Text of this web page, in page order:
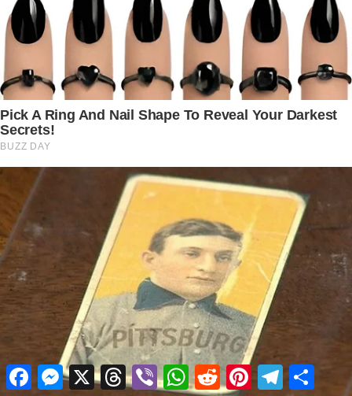
FacebookMessenger
X ThreadsViber WhatsApp
RedditPinterestTelegramShare